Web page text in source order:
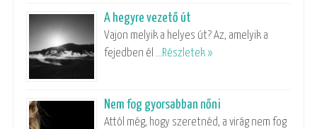
A hegyre vezető út
Vajon melyik a helyes út? Az, amelyik a
fejedben él …Részletek »
Nem fog gyorsabban nőni
Attól még, hogy szeretnéd, a virág nem fog